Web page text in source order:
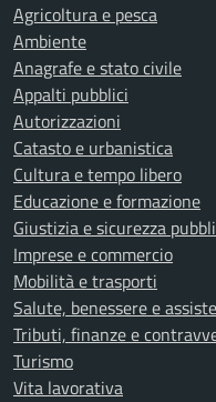
Agricoltura e pesca
Ambiente
Anagrafe e stato civile
Appalti pubblici
Autorizzazioni
Catasto e urbanistica
Cultura e tempo libero
Educazione e formazione
Giustizia e sicurezza
Imprese e commercio
Mobilità e trasporti
Salute, benessere e
Tributi, finanze e
Turismo
Vita lavorativa